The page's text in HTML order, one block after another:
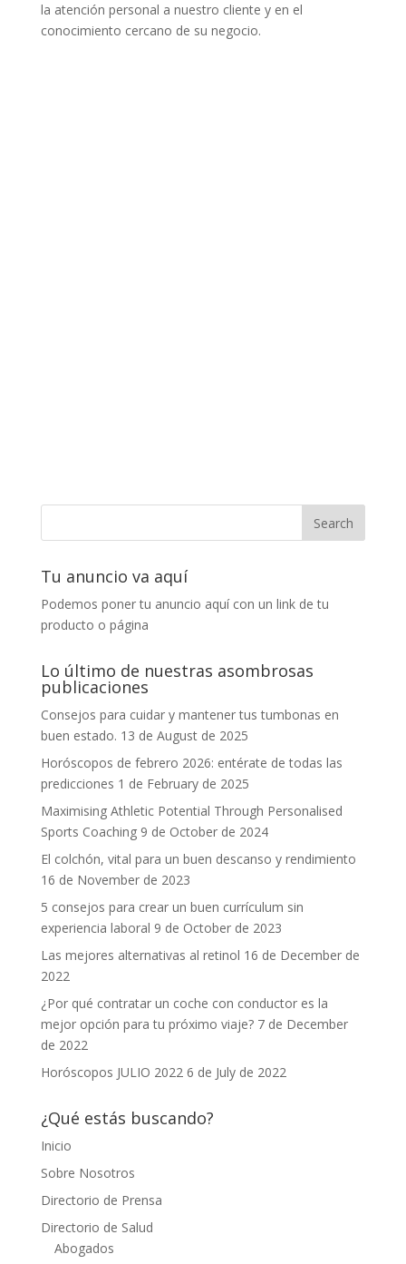
la atención personal a nuestro cliente y en el
conocimiento cercano de su negocio.
Tu anuncio va aquí
Podemos poner tu anuncio aquí con un link de tu
producto o página
Lo último de nuestras asombrosas
publicaciones
Consejos para cuidar y mantener tus tumbonas en
buen estado. 13 de August de 2025
Horóscopos de febrero 2026: entérate de todas las
predicciones 1 de February de 2025
Maximising Athletic Potential Through Personalised
Sports Coaching 9 de October de 2024
El colchón, vital para un buen descanso y rendimiento
16 de November de 2023
5 consejos para crear un buen currículum sin
experiencia laboral 9 de October de 2023
Las mejores alternativas al retinol 16 de December de
2022
¿Por qué contratar un coche con conductor es la
mejor opción para tu próximo viaje? 7 de December
de 2022
Horóscopos JULIO 2022 6 de July de 2022
¿Qué estás buscando?
Inicio
Sobre Nosotros
Directorio de Prensa
Directorio de Salud
Abogados